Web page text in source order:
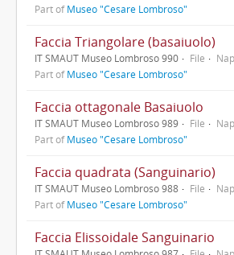
Part ofMuseo "Cesare Lombroso"
Faccia Triangolare (basaiuolo)
IT SMAUT Museo Lombroso 990 File
Part ofMuseo "Cesare Lombroso"
Faccia ottagonale Basaiuolo
IT SMAUT Museo Lombroso 989 File
Part ofMuseo "Cesare Lombroso"
Faccia quadrata (Sanguinario)
IT SMAUT Museo Lombroso 988 File
Part ofMuseo "Cesare Lombroso"
Faccia Elissoidale Sanguinario